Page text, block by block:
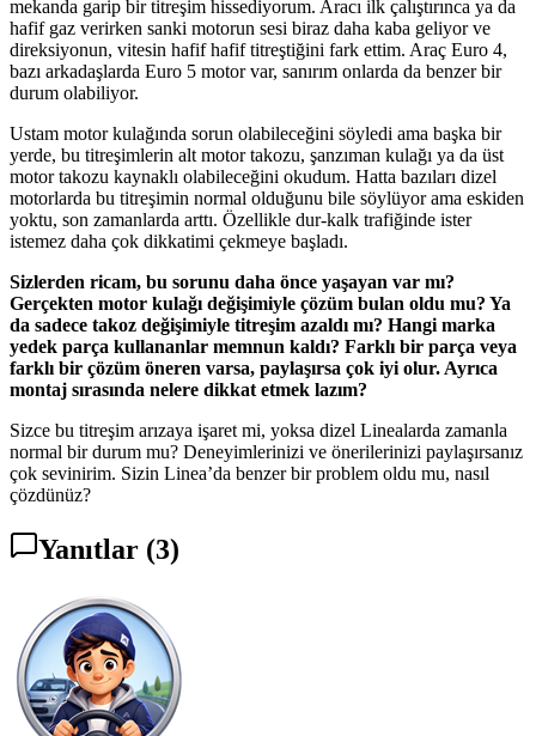
mekanda garip bir titreşim hissediyorum. Aracı ilk çalıştırınca ya da
hafif gaz verirken sanki motorun sesi biraz daha kaba geliyor ve
direksiyonun, vitesin hafif hafif titreştiğini fark ettim. Araç Euro 4,
bazı arkadaşlarda Euro 5 motor var, sanırım onlarda da benzer bir
durum olabiliyor.
Ustam motor kulağında sorun olabileceğini söyledi ama başka bir
yerde, bu titreşimlerin alt motor takozu, şanzıman kulağı ya da üst
motor takozu kaynaklı olabileceğini okudum. Hatta bazıları dizel
motorlarda bu titreşimin normal olduğunu bile söylüyor ama eskiden
yoktu, son zamanlarda arttı. Özellikle dur-kalk trafiğinde ister
istemez daha çok dikkatimi çekmeye başladı.
Sizlerden ricam, bu sorunu daha önce yaşayan var mı?
Gerçekten motor kulağı değişimiyle çözüm bulan oldu mu? Ya
da sadece takoz değişimiyle titreşim azaldı mı? Hangi marka
yedek parça kullananlar memnun kaldı? Farklı bir parça veya
farklı bir çözüm öneren varsa, paylaşırsa çok iyi olur. Ayrıca
montaj sırasında nelere dikkat etmek lazım?
Sizce bu titreşim arızaya işaret mi, yoksa dizel Linealarda zamanla
normal bir durum mu? Deneyimlerinizi ve önerilerinizi paylaşırsanız
çok sevinirim. Sizin Linea’da benzer bir problem oldu mu, nasıl
çözdünüz?
Yanıtlar (3)